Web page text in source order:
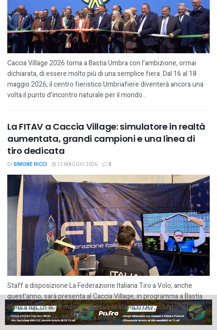
Caccia Village 2026 torna a Bastia Umbra con l’ambizione, ormai
dichiarata, di essere molto più di una semplice fiera. Dal 16 al 18
maggio 2026, il centro fieristico Umbriafiere diventerà ancora una
volta il punto d’incontro naturale per il mondo...
La FITAV a Caccia Village: simulatore in realtà
aumentata, grandi campioni e una linea di
tiro dedicata
DI SIMONE RICCI 13 MAGGIO 2026 0
Staff a disposizione La Federazione Italiana Tiro a Volo, anche
quest’anno, sarà presenta al Caccia Village, in programma a Bastia
Umbra dal 16 al 18 maggio. Presso lo stand FITAV, situato nel
padiglione n. 8 (n. 39), si potrà vivere...